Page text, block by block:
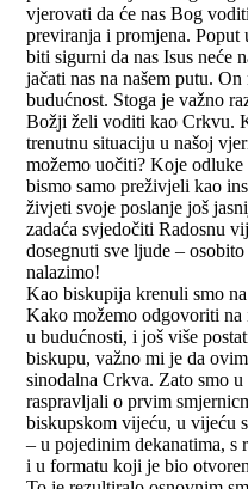
vjerovati da će nas Bog
previranja i promjena. Poput
biti sigurni da nas Isus neće
jačati nas na našem putu.
budućnost. Stoga je važno
Božji želi voditi kao Crkvu.
trenutnu situaciju u našoj
možemo uočiti? Koje odluke
bismo samo preživjeli kao
živjeti svoje poslanje još
zadaća svjedočiti Radosnu
dosegnuti sve ljude –
nalazimo!
Kao biskupija krenuli smo
Kako možemo odgovoriti na
u budućnosti, i još više
biskupu, važno mi je da
sinodalna Crkva. Zato smo
raspravljali o prvim
biskupskom vijeću, u vijeću
– u pojedinim dekanatima, s
i u formatu koji je bio